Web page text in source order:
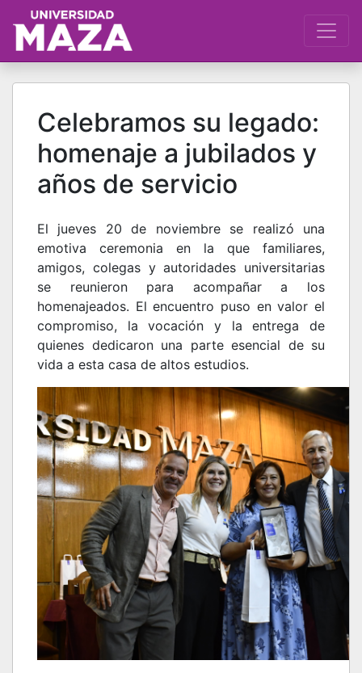
Celebramos su legado:
homenaje a jubilados y
años de servicio
El jueves 20 de noviembre se realizó una
emotiva ceremonia en la que familiares,
amigos, colegas y autoridades universitarias
se reunieron para acompañar a los
homenajeados. El encuentro puso en valor el
compromiso, la vocación y la entrega de
quienes dedicaron una parte esencial de su
vida a esta casa de altos estudios.